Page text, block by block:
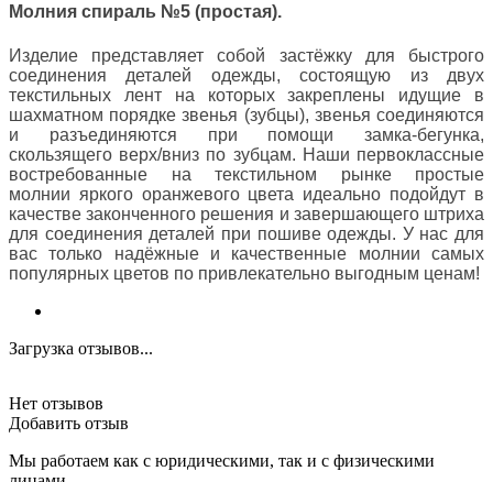
Молния спираль №5 (простая).
Изделие представляет собой застёжку для быстрого
соединения деталей одежды, состоящую из двух
текстильных лент на которых закреплены идущие в
шахматном порядке звенья (зубцы), звенья соединяются
и разъединяются при помощи замка-бегунка,
скользящего верх/вниз по зубцам. Наши первоклассные
востребованные на текстильном рынке простые
молнии яркого оранжевого цвета идеально подойдут в
качестве законченного решения и завершающего штриха
для соединения деталей при пошиве одежды. У нас для
вас только надёжные и качественные молнии самых
популярных цветов по привлекательно выгодным ценам!
Загрузка отзывов...
Нет отзывов
Добавить отзыв
Мы работаем как с юридическими, так и с физическими